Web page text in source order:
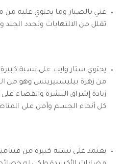
غني بالصبار وما يحتوي عليه من
تقلل من الالتهابات وتجدد الجلد
يحتوي ستار وايت على نسبة
من زهرة بيليسبيرينس وهو من
زيادة إشراق البشرة والقضاء
كل أنحاء الجسم وآمن على
يعتمد على نسبة كبيرة من